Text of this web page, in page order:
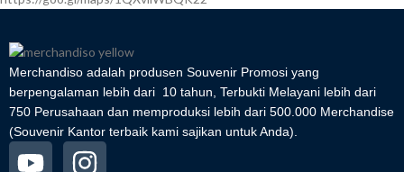
Merchandiso adalah produsen Souvenir Promosi yang
berpengalaman lebih dari 10 tahun, Terbukti Melayani lebih dari
750 Perusahaan dan memproduksi lebih dari 500.000 Merchandise
(Souvenir Kantor terbaik kami sajikan untuk Anda).